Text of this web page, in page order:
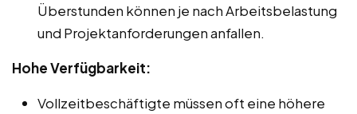
Überstunden können je nach Arbeitsbelastung
und Projektanforderungen anfallen.
Hohe Verfügbarkeit:
Vollzeitbeschäftigte müssen oft eine höhere